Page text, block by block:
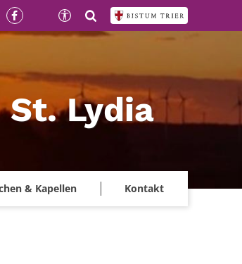
Lydia
& Kapellen Kontakt